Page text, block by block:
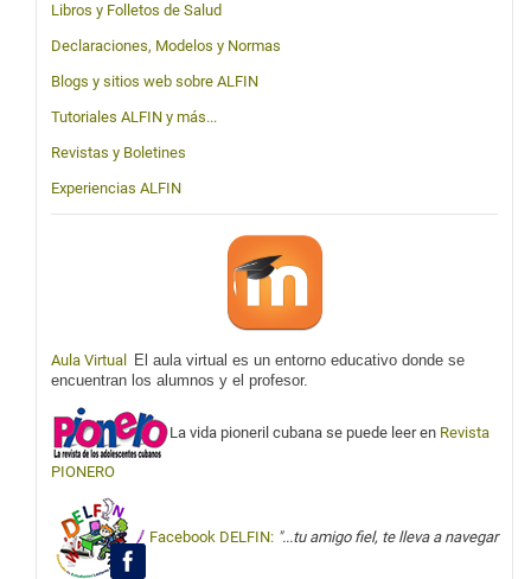
Libros y Folletos de Salud
Declaraciones, Modelos y Normas
Blogs y sitios web sobre ALFIN
Tutoriales ALFIN y más...
Revistas y Boletines
Experiencias ALFIN
Aula Virtual
El aula virtual es un entorno educativo donde se
encuentran los alumnos y el profesor.
La vida pioneril cubana se puede leer en Revista
PIONERO
Facebook DELFIN: "...tu amigo fiel, te lleva a navegar